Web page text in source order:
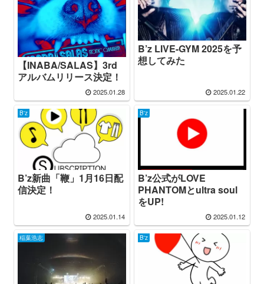
【INABA/SALAS】3rd
アルバムリリース決定！
2025.01.28
B’z LIVE-GYM 2025を予
想してみた
2025.01.22
B'z
B’z新曲「鞭」1月16日配
信決定！
2025.01.14
B'z
B’z公式がLOVE
PHANTOMとultra soul
をUP!
2025.01.12
稲葉浩志 B'z